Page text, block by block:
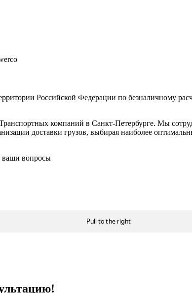
Российской Федерации по безналичному
компаний в Санкт-Петербурге. Мы
доставки грузов, выбирая наиболее
ваши вопросы